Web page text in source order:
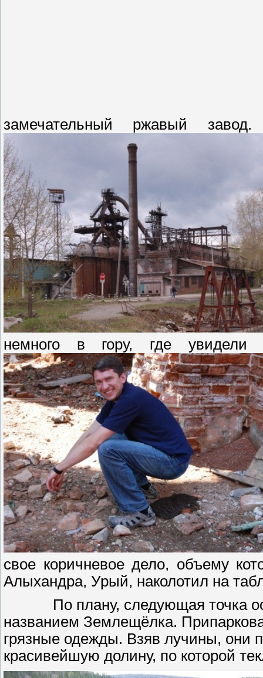
замечательный ржавый
немного в гору, где увидели
свое коричневое дело, объему
Алыхандра, Урый, наколотил на
По плану, следующая точка
названием Землещёлка.
грязные одежды. Взяв лучины, они
красивейшую долину, по которой